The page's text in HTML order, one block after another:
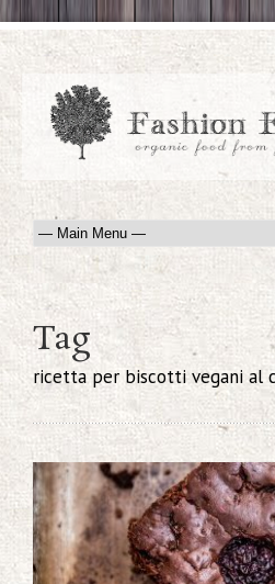
Tag
ricetta per biscotti vegani al